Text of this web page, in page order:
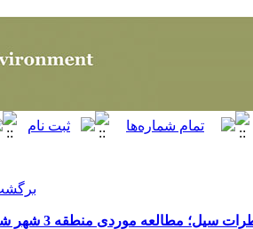
برگشت به فهرست
3 شهر شیراز